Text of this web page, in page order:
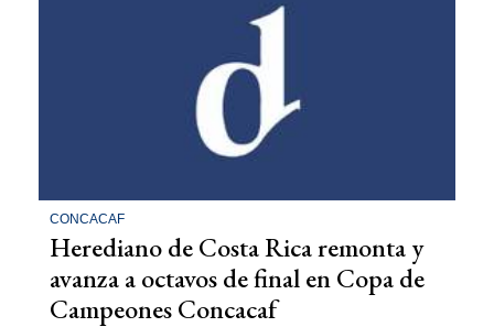
CONCACAF
Herediano de Costa Rica remonta y
avanza a octavos de final en Copa de
Campeones Concacaf